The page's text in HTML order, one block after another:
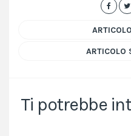
ARTICOLO
Ti potrebbe